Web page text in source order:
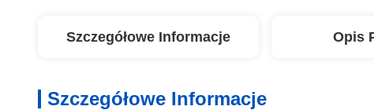
Szczegółowe Informacje Opis
Szczegółowe Informacje